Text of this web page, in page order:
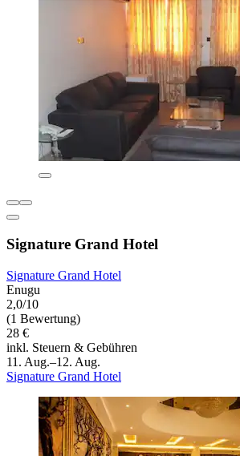
Signature Grand Hotel
Signature Grand Hotel
Enugu
2,0/10
(1 Bewertung)
28 €
inkl. Steuern & Gebühren
11. Aug.–12. Aug.
Signature Grand Hotel